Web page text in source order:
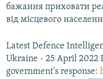
бажання приховати
від місцевого
Latest Defence
Ukraine - 25 April 2022
government's response: